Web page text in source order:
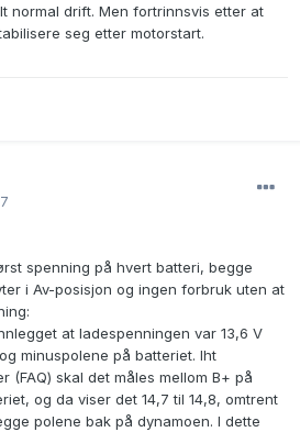
normal drift. Men fortrinnsvis etter at
seg etter motorstart.
spenning på hvert batteri, begge
i Av-posisjon og ingen forbruk uten at
at ladespenningen var 13,6 V
minuspolene på batteriet. Iht
(FAQ) skal det måles mellom B+ på
og da viser det 14,7 til 14,8, omtrent
polene bak på dynamoen. I dette